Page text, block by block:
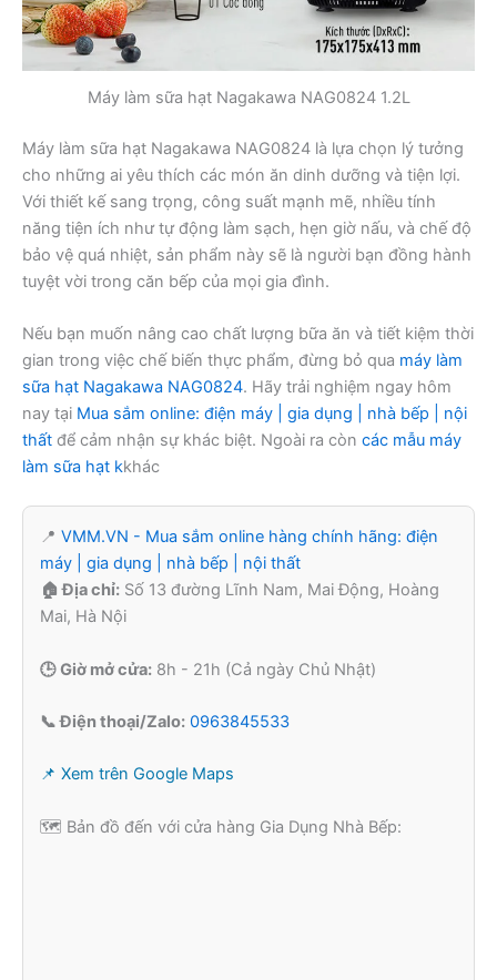
Máy làm sữa hạt Nagakawa NAG0824 1.2L
Máy làm sữa hạt Nagakawa NAG0824 là lựa chọn lý tưởng
cho những ai yêu thích các món ăn dinh dưỡng và tiện lợi.
Với thiết kế sang trọng, công suất mạnh mẽ, nhiều tính
năng tiện ích như tự động làm sạch, hẹn giờ nấu, và chế độ
bảo vệ quá nhiệt, sản phẩm này sẽ là người bạn đồng hành
tuyệt vời trong căn bếp của mọi gia đình.
Nếu bạn muốn nâng cao chất lượng bữa ăn và tiết kiệm thời
gian trong việc chế biến thực phẩm, đừng bỏ qua máy làm
sữa hạt Nagakawa NAG0824. Hãy trải nghiệm ngay hôm
nay tại Mua sắm online: điện máy | gia dụng | nhà bếp | nội
thất để cảm nhận sự khác biệt. Ngoài ra còn các mẫu máy
làm sữa hạt kkhác
📍 VMM.VN - Mua sắm online hàng chính hãng: điện
máy | gia dụng | nhà bếp | nội thất
🏠 Địa chỉ: Số 13 đường Lĩnh Nam, Mai Động, Hoàng
Mai, Hà Nội
🕒 Giờ mở cửa: 8h - 21h (Cả ngày Chủ Nhật)
📞 Điện thoại/Zalo: 0963845533
📌 Xem trên Google Maps
🗺️ Bản đồ đến với cửa hàng Gia Dụng Nhà Bếp: